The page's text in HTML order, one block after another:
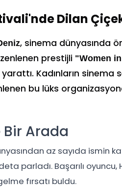
Dilan
, sinema dünyasında
prestijli "Women
Kadınların sinema
bu lüks
Arada
az sayıda ismin
parladı. Başarılı
fırsatı buldu.